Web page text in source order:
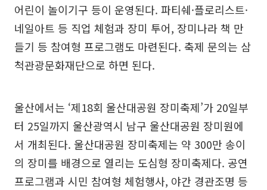
어린이 놀이기구 등이 운영된다. 파티쉐·플로리스트·
네일아트 등 직업 체험과 장미 투어, 장미나라 책 만
들기 등 참여형 프로그램도 마련된다. 축제 문의는 삼
척관광문화재단으로 하면 된다.
울산에서는 ‘제18회 울산대공원 장미축제’가 20일부
터 25일까지 울산광역시 남구 울산대공원 장미원에
서 개최된다. 울산대공원 장미축제는 약 300만 송이
의 장미를 배경으로 열리는 도심형 장미축제다. 공연
프로그램과 시민 참여형 체험행사, 야간 경관조명 등